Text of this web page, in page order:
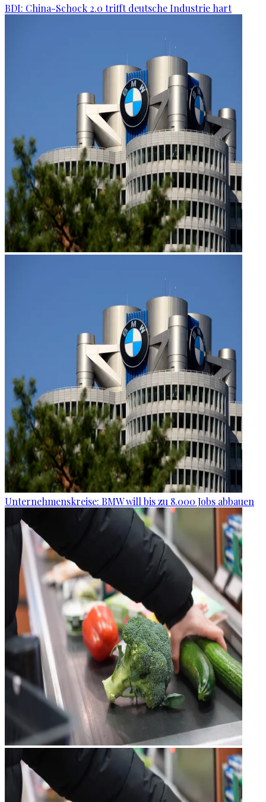
BDI: China-Schock 2.0 trifft deutsche Industrie hart
Unternehmenskreise: BMW will bis zu 8.000 Jobs abbauen